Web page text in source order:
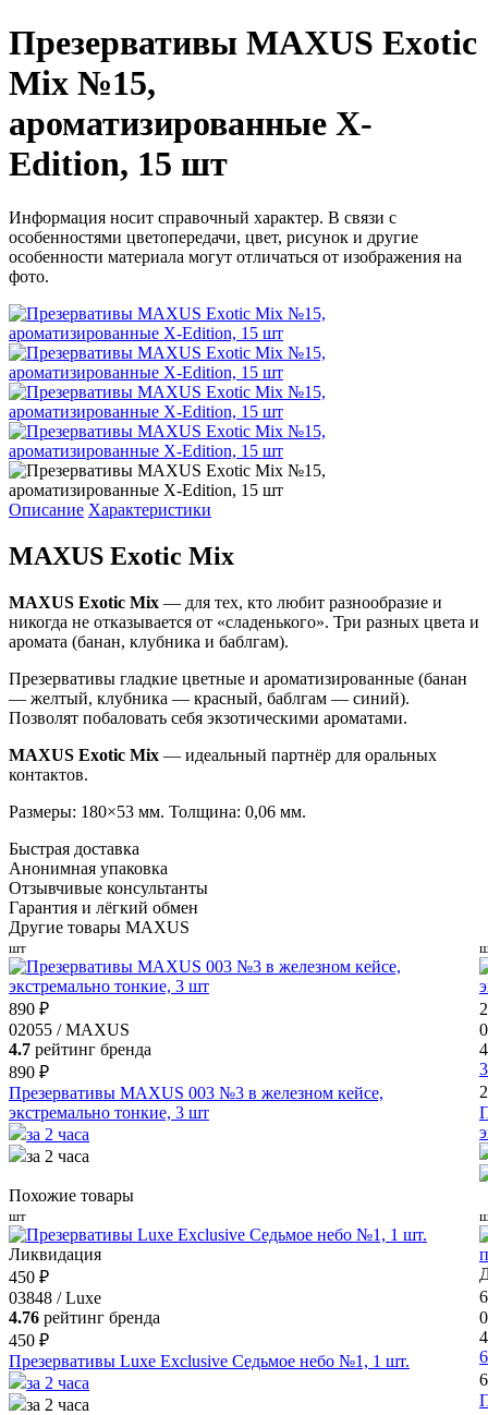
Презервативы MAXUS Exotic
Mix №15,
ароматизированные X-
Edition, 15 шт
Информация носит справочный характер. В связи с
особенностями цветопередачи, цвет, рисунок и другие
особенности материала могут отличаться от изображения на
фото.
Описание Характеристики
MAXUS Exotic Mix
MAXUS Exotic Mix — для тех, кто любит разнообразие и
никогда не отказывается от «сладенького». Три разных цвета и
аромата (банан, клубника и баблгам).
Презервативы гладкие цветные и ароматизированные (банан
— желтый, клубника — красный, баблгам — синий).
Позволят побаловать себя экзотическими ароматами.
MAXUS Exotic Mix — идеальный партнёр для оральных
контактов.
Размеры: 180×53 мм. Толщина: 0,06 мм.
Быстрая доставка
Анонимная упаковка
Отзывчивые консультанты
Гарантия и лёгкий обмен
Другие товары MAXUS
шт
890 ₽
02055 / MAXUS
4.7 рейтинг бренда
890 ₽
Презервативы MAXUS 003 №3 в железном кейсе,
экстремально тонкие, 3 шт
за 2 часа
за 2 часа
Похожие товары
шт
Ликвидация
450 ₽
03848 / Luxe
4.76 рейтинг бренда
450 ₽
Презервативы Luxe Exclusive Седьмое небо №1, 1 шт.
за 2 часа
за 2 часа